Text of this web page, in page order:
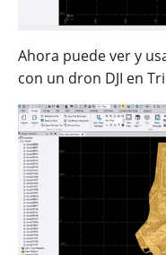
Ahora puede ver y
con un dron DJI en